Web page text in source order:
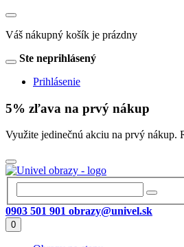
Váš nákupný košík je prázdny
Ste neprihlásený
Prihlásenie
5% zľava na prvý nákup
Využite jedinečnú akciu na prvý nákup.
0903 501 901 obrazy@univel.sk
0